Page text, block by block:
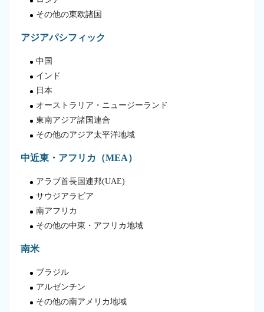
その他の東欧諸国
アジアパシフィック
中国
インド
日本
オーストラリア・ニュージーランド
東南アジア諸国連合
その他のアジア太平洋地域
中近東・アフリカ（MEA）
アラブ首長国連邦(UAE)
サウジアラビア
南アフリカ
その他の中東・アフリカ地域
南米
ブラジル
アルゼンチン
その他の南アメリカ地域